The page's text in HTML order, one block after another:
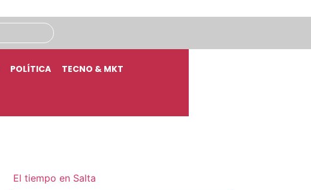
POLÍTICA TECNO & MKT
El tiempo en Salta